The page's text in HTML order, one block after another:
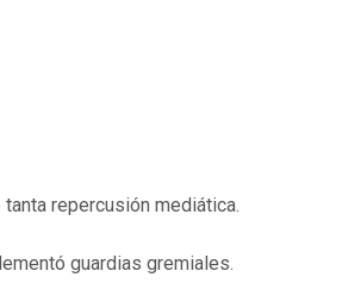
repercusión mediática.
guardias gremiales.